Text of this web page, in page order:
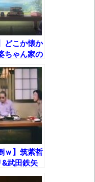
見てるんだけど
いボク
新 AOMEI
どバージョンア
が暴行事件！事
ウニイクラ丼特
おおお
･･････
どこか懐か
ちゃん家の
り環境音
ｗ】筑紫哲
武田鉄矢
人による九